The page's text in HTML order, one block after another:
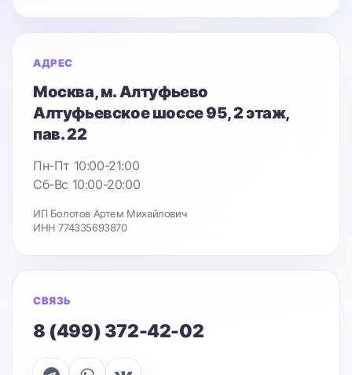
АДРЕС
Москва, м. Алтуфьево
Алтуфьевское шоссе 95, 2 этаж,
пав. 22
Пн-Пт 10:00-21:00
Сб-Вс 10:00-20:00
ИП Болотов Артем Михайлович
ИНН 774335693870
СВЯЗЬ
8 (499) 372-42-02